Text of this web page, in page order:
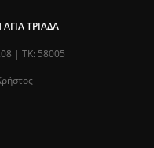
ΤΡΙΆΔΑ
| ΤΚ: 58005